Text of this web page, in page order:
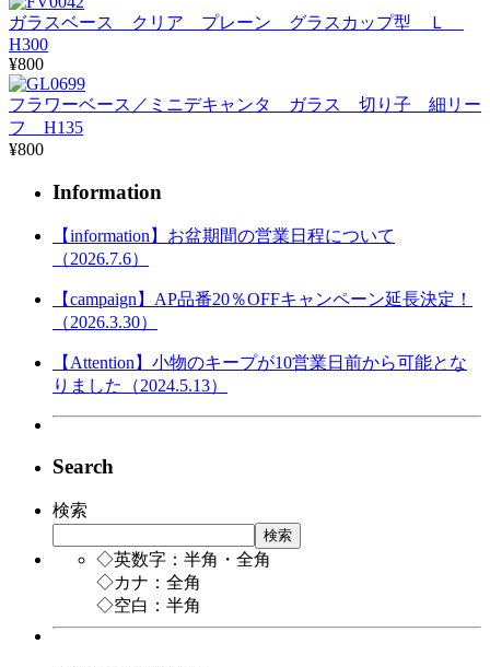
ガラスベース クリア プレーン グラスカップ型 Ｌ
H300
¥800
フラワーベース／ミニデキャンタ ガラス 切り子 細リー
フ H135
¥800
Information
【information】お盆期間の営業日程について
（2026.7.6）
【campaign】AP品番20％OFFキャンペーン延長決定！
（2026.3.30）
【Attention】小物のキープが10営業日前から可能とな
りました（2024.5.13）
Search
検索
検索
◇英数字：半角・全角
◇カナ：全角
◇空白：半角